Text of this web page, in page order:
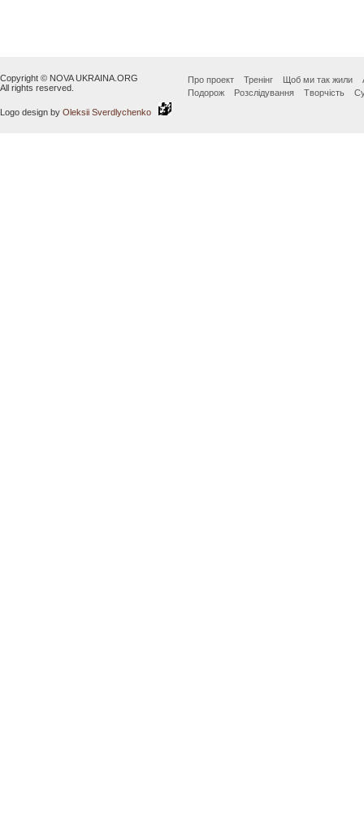
Copyright © NOVA UKRAINA.ORG
All rights reserved.
Logo design by Oleksii Sverdlychenko
Про проект Тренінг Щоб ми так жили
Подорож
Розслідування Творчість